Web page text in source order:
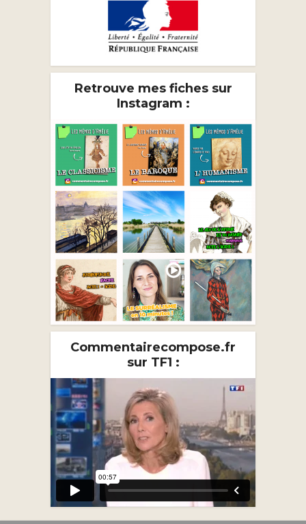
Retrouve mes fiches sur
Instagram :
Commentairecompose.fr
sur TF1 :